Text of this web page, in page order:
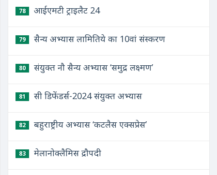
78 आईएमटी ट्राइलैट 24
79 सैन्य अभ्यास लामितिये का 10वां संस्करण
80 संयुक्त नौ सैन्य अभ्यास ‘समुद्र लक्ष्मण’
81 सी डिफेंडर्स-2024 संयुक्त अभ्यास
82 बहुराष्ट्रीय अभ्यास ‘कटलैस एक्सप्रेस’
83 मेलानोक्लैमिस द्रौपदी